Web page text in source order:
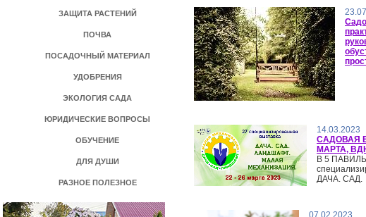
ЗАЩИТА РАСТЕНИЙ
ПОЧВА
ПОСАДОЧНЫЙ МАТЕРИАЛ
УДОБРЕНИЯ
ЭКОЛОГИЯ САДА
ЮРИДИЧЕСКИЕ ВОПРОСЫ
ОБУЧЕНИЕ
ДЛЯ ДУШИ
РАЗНОЕ ПОЛЕЗНОЕ
14.03.2023
САДОВАЯ
МАРТА,
В 5
ДАЧА. САД.
07.02.2023